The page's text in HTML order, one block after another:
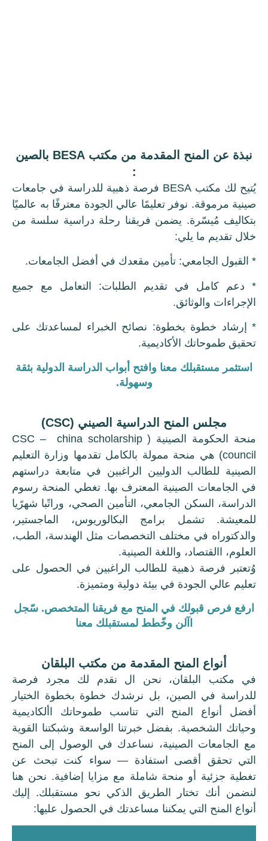
نبذة عن المنح المقدمة من مكتب BESA بالصين
:
يُتيح لك مكتب BESA فرصة ذهبية للدراسة في جامعات
صينية مرموقة. نوفر تعليمًا عالي الجودة معترفًا به عالميًا
بتكاليف مُيسّرة. يضمن فريقنا رحلة دراسية سلسة من
خلال تقديم ما يلي:
* القبول الجامعي: تأمين مقعدك في أفضل الجامعات.
* دعم كامل في تقديم الطلبات: التعامل مع جميع
الإجراءات والوثائق.
* إرشاد خطوة بخطوة: نصائح الخبراء لمساعدتك على
تحقيق طموحاتك الأكاديمية.
استثمر مستقبلك معنا وافتح أبواب الدراسة الدولية بثقة
وسهولة.
مجلس المنح الدراسية الصيني (CSC)
منحة الحكومة الصينية ( CSC – china scholarship
council) هي منحة ممولة بالكامل تقدمها وزارة التعليم
الصينية للطالب الدوليين الراغبين في متابعة دراستهم
في الجامعات الصينية المعترف بها. تغطي المنحة رسوم
الدراسة، السكن الجامعي، التأمين الصحي، وراتًبا شهرًيا
للمعيشة. تشمل برامج البكالوريوس، الماجستير،
والدكتوراه في مختلف التخصصات مثل الهندسة، الطب،
العلوم، االقتصاد، واللغة الصينية.
وُتعتبر فرصة ذهبية للطالب الراغبين في الحصول على
تعليم عالي الجودة في بيئة دولية ومتميزة.
ارفع فرص قبولك في المنح مع فريقنا المتخصص. سّجل
اآلن وخّطط لمستقبلك معنا
أنواع المنح المقدمة من مكتب البلقان
في مكتب البلقان، نحن ال نقدم لك مجرد فرصة
للدراسة في الصين، بل نرشدك خطوة بخطوة الختيار
أفضل أنواع المنح التي تناسب طموحاتك األكاديمية
وحياتك الشخصية. بفضل خبرتنا الواسعة وشبكتنا القوية
مع الجامعات الصينية، نساعدك في الوصول إلى المنح
التي تحقق أقصى استفادة — سواء كنت تبحث عن
تغطية جزئية أو منحة شاملة مع مزايا إضافية. نحن هنا
لنضمن أنك تختار الطريق الذكي نحو مستقبلك. إليك
أنواع المنح التي يمكننا مساعدتك في الحصول عليها: